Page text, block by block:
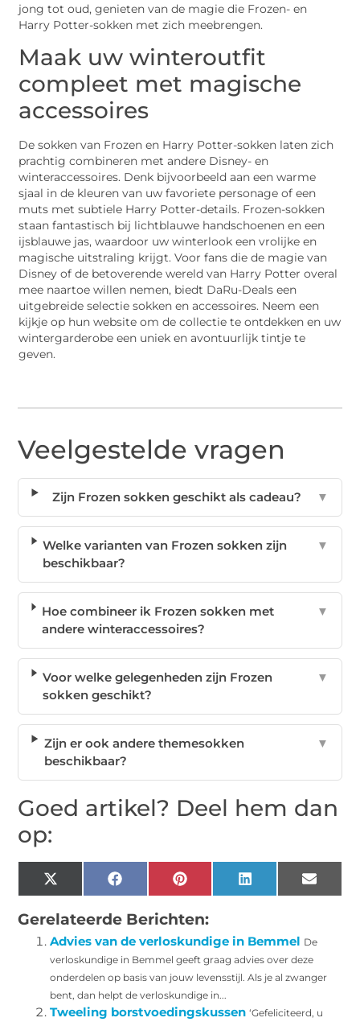
jong tot oud, genieten van de magie die Frozen- en
Harry Potter-sokken met zich meebrengen.
Maak uw winteroutfit
compleet met magische
accessoires
De sokken van Frozen en Harry Potter-sokken laten zich
prachtig combineren met andere Disney- en
winteraccessoires. Denk bijvoorbeeld aan een warme
sjaal in de kleuren van uw favoriete personage of een
muts met subtiele Harry Potter-details. Frozen-sokken
staan fantastisch bij lichtblauwe handschoenen en een
ijsblauwe jas, waardoor uw winterlook een vrolijke en
magische uitstraling krijgt. Voor fans die de magie van
Disney of de betoverende wereld van Harry Potter overal
mee naartoe willen nemen, biedt DaRu-Deals een
uitgebreide selectie sokken en accessoires. Neem een
kijkje op hun website om de collectie te ontdekken en uw
wintergarderobe een uniek en avontuurlijk tintje te
geven.
Veelgestelde vragen
Zijn Frozen sokken geschikt als cadeau? ▼
Welke varianten van Frozen sokken zijn
beschikbaar?
▼
Hoe combineer ik Frozen sokken met
andere winteraccessoires?
▼
Voor welke gelegenheden zijn Frozen
sokken geschikt?
▼
Zijn er ook andere themesokken
beschikbaar?
▼
Goed artikel? Deel hem dan
op:
X
(Twitter)
Facebook Pinterest LinkedIn Email
Gerelateerde Berichten:
Advies van de verloskundige in Bemmel De
verloskundige in Bemmel geeft graag advies over deze
onderdelen op basis van jouw levensstijl. Als je al zwanger
bent, dan helpt de verloskundige in...
Tweeling borstvoedingskussen ‘Gefeliciteerd, u